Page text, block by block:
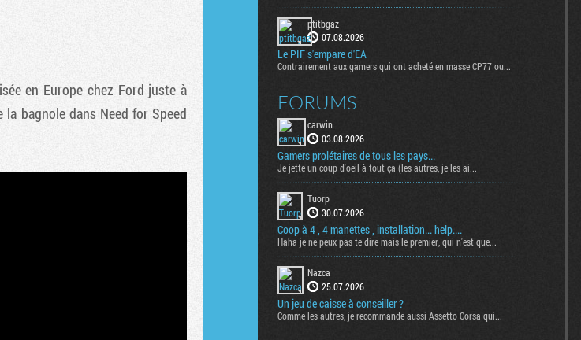
en Europe chez Ford juste à
la bagnole dans Need for Speed
ptitbgaz
07.08.2026
Le PIF s'empare d'EA
Contrairement aux gamers qui ont acheté en masse CP77 ou...
FORUMS
carwin
03.08.2026
Gamers prolétaires de tous les pays...
Je jette un coup d'oeil à tout ça (les autres, je les ai...
Tuorp
30.07.2026
Coop à 4 , 4 manettes , installation... help....
Haha je ne peux pas te dire mais le premier, qui n'est que...
Nazca
25.07.2026
Un jeu de caisse à conseiller ?
Comme les autres, je recommande aussi Assetto Corsa qui...